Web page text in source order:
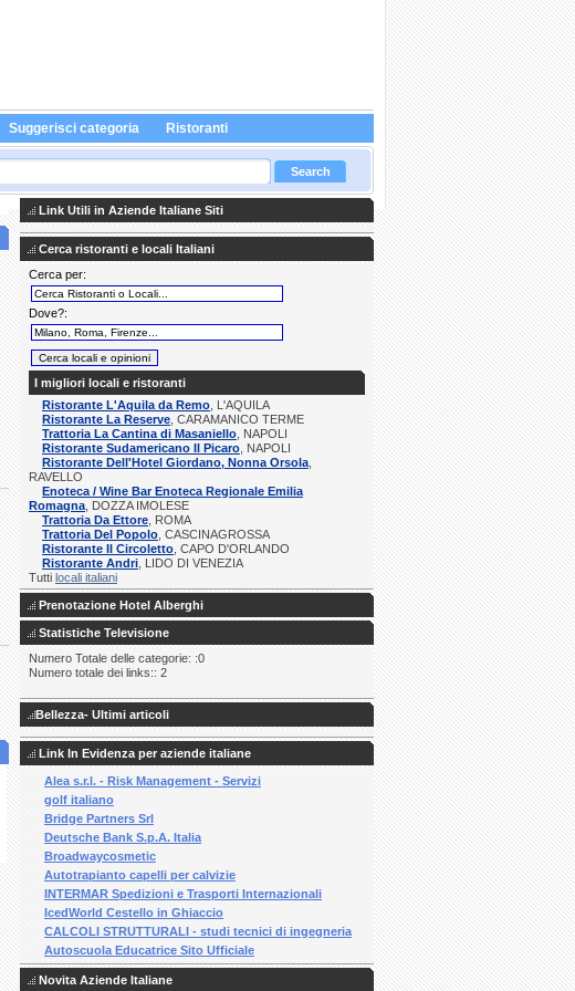
Suggerisci categoria Ristoranti
Link Utili in Aziende Italiane Siti
Cerca ristoranti e locali Italiani
Cerca per:
Dove?:
I migliori locali e ristoranti
Ristorante L'Aquila da Remo , L'AQUILA
Ristorante La Reserve , CARAMANICO TERME
Trattoria La Cantina di Masaniello , NAPOLI
Ristorante Sudamericano Il Picaro , NAPOLI
Ristorante Dell'Hotel Giordano, Nonna Orsola
RAVELLO
Enoteca / Wine Bar Enoteca Regionale Emilia
Romagna , DOZZA IMOLESE
Trattoria Da Ettore , ROMA
Trattoria Del Popolo , CASCINAGROSSA
Ristorante Il Circoletto , CAPO D'ORLANDO
Ristorante Andri , LIDO DI VENEZIA
Tutti locali italiani
Prenotazione Hotel Alberghi
Statistiche Televisione
Numero Totale delle categorie: :0
Numero totale dei links:: 2
Bellezza- Ultimi articoli
Link In Evidenza per aziende italiane
Alea s.r.l. - Risk Management - Servizi
golf italiano
Bridge Partners Srl
Deutsche Bank S.p.A. Italia
Broadwaycosmetic
Autotrapianto capelli per calvizie
INTERMAR Spedizioni e Trasporti Internazionali
IcedWorld Cestello in Ghiaccio
CALCOLI STRUTTURALI - studi tecnici di ingegneria
Autoscuola Educatrice Sito Ufficiale
Novita Aziende Italiane